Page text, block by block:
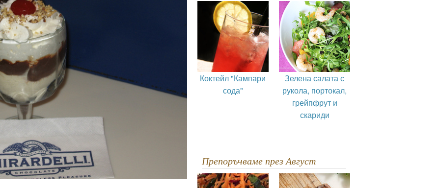
Коктейл "Кампари
сода"
Зелена салата с
рукола, портокал,
грейпфрут и
скариди
Препоръчваме през Август